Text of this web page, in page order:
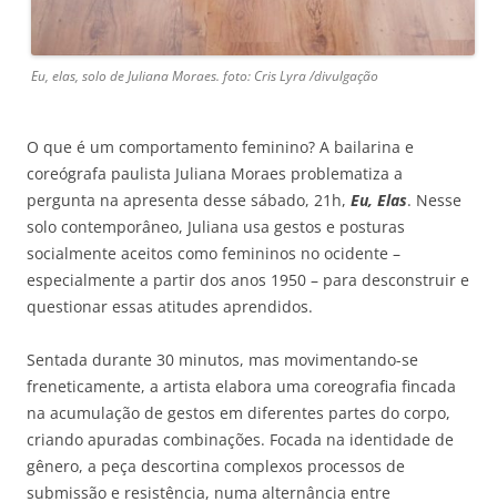
Eu, elas, solo de Juliana Moraes. foto: Cris Lyra /divulgação
O que é um comportamento feminino? A bailarina e
coreógrafa paulista Juliana Moraes problematiza a
pergunta na apresenta desse sábado, 21h, Eu, Elas. Nesse
solo contemporâneo, Juliana usa gestos e posturas
socialmente aceitos como femininos no ocidente –
especialmente a partir dos anos 1950 – para desconstruir e
questionar essas atitudes aprendidos.
Sentada durante 30 minutos, mas movimentando-se
freneticamente, a artista elabora uma coreografia fincada
na acumulação de gestos em diferentes partes do corpo,
criando apuradas combinações. Focada na identidade de
gênero, a peça descortina complexos processos de
submissão e resistência, numa alternância entre